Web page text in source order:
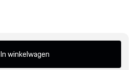
In winkelwagen